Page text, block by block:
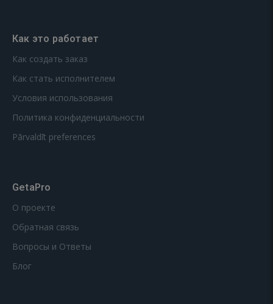
Как это работает
Как создать заказ
Как стать исполнителем
Условия использования
Политика конфиденциальности
Pārvaldīt preferences
GetaPro
О проекте
Обратная связь
Вопросы и Ответы
Блог